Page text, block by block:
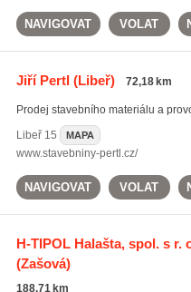
NAVIGOVAT VOLAT
Jiří Pertl(Libeř) 72,18 km
Prodej stavebního materiálu a
Libeř15 MAPA
www.stavebniny-pertl.cz/
NAVIGOVAT VOLAT
H-TIPOL Halašta, spol. s
(Zašová)
188,71 km